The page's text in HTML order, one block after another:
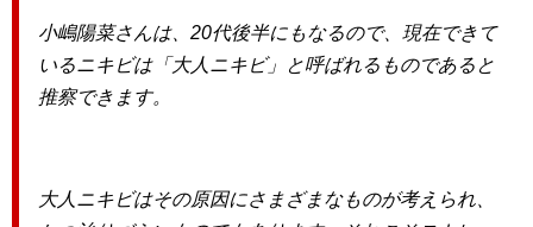
小嶋陽菜さんは、20代後半にもなるので、現在できて
いるニキビは「大人ニキビ」と呼ばれるものであると
推察できます。
大人ニキビはその原因にさまざまなものが考えられ、